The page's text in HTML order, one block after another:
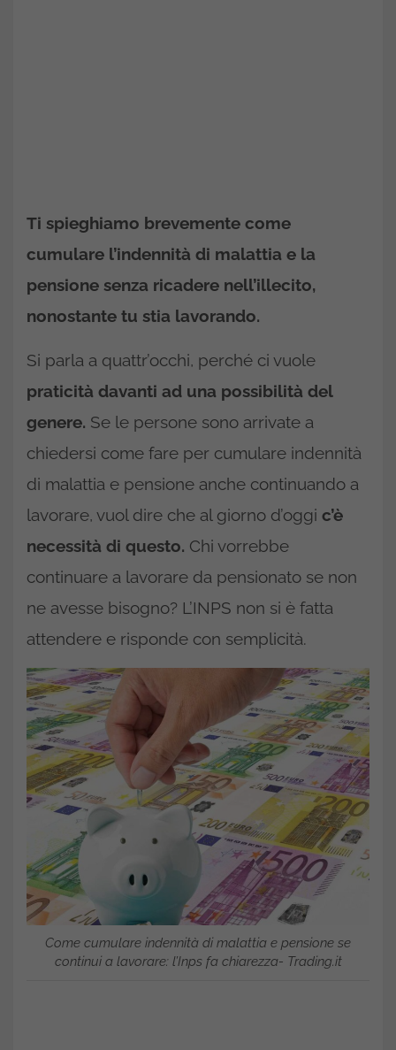
Ti spieghiamo brevemente come
cumulare l’indennità di malattia e la
pensione senza ricadere nell’illecito,
nonostante tu stia lavorando.
Si parla a quattr’occhi, perché ci vuole
praticità davanti ad una possibilità del
genere. Se le persone sono arrivate a
chiedersi come fare per cumulare indennità
di malattia e pensione anche continuando a
lavorare, vuol dire che al giorno d’oggi c’è
necessità di questo. Chi vorrebbe
continuare a lavorare da pensionato se non
ne avesse bisogno? L’INPS non si è fatta
attendere e risponde con semplicità.
Come cumulare indennità di malattia e pensione se
continui a lavorare: l’Inps fa chiarezza- Trading.it